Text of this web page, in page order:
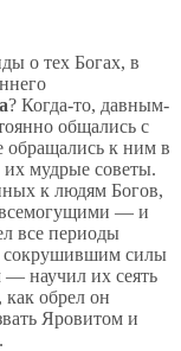
о тех Богах, в
? Когда-то, давным-
общались с
обращались к ним в
мудрые советы.
к людям Богов,
всемогущими — и
все периоды
сокрушившим силы
научил их сеять
обрел он
Яровитом и
.